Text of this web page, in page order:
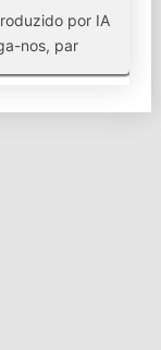
por IA
nos, par